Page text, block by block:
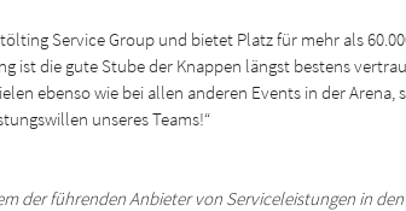
Service Group und bietet Platz für mehr als
ist die gute Stube der Knappen längst bestens
ebenso wie bei allen anderen Events in der Arena,
unseres Teams!“
derführenden Anbieter von Serviceleistungen in